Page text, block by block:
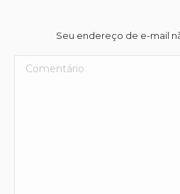
Seu endereço de e-mail
Comentário